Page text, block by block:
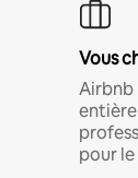
Vous
Airbnb
pour